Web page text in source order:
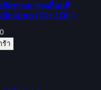
ศทางการเคลื่อนที่
(DI+ / DI-)
ร้า